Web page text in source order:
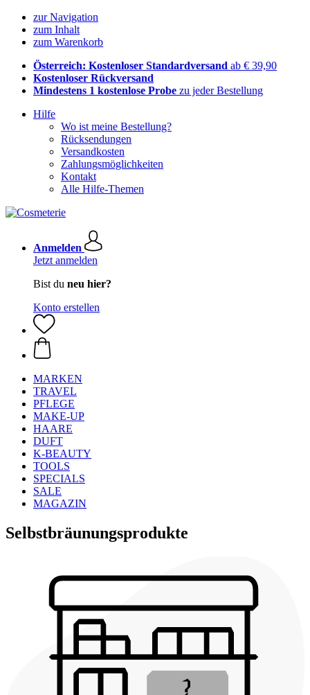
zur Navigation
zum Inhalt
zum Warenkorb
Österreich: Kostenloser Standardversand ab € 39,90
Kostenloser Rückversand
Mindestens 1 kostenlose Probe zu jeder Bestellung
Hilfe
Wo ist meine Bestellung?
Rücksendungen
Versandkosten
Zahlungsmöglichkeiten
Kontakt
Alle Hilfe-Themen
Anmelden
Jetzt anmelden
Bist du neu hier?
Konto erstellen
MARKEN
TRAVEL
PFLEGE
MAKE-UP
HAARE
DUFT
K-BEAUTY
TOOLS
SPECIALS
SALE
MAGAZIN
Selbstbräunungsprodukte